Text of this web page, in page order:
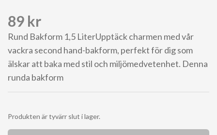
89 kr
Rund Bakform 1,5 LiterUpptäck charmen med vår
vackra second hand-bakform, perfekt för dig som
älskar att baka med stil och miljömedvetenhet. Denna
runda bakform
Produkten är tyvärr slut i lager.